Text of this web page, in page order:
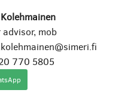
advisor, mob
770 5805